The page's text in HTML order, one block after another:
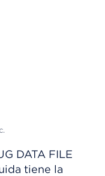
DATA FILE
tiene la